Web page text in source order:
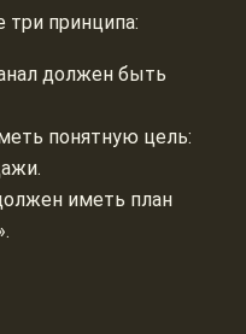
три принципа:
должен быть
понятную цель:
иметь план